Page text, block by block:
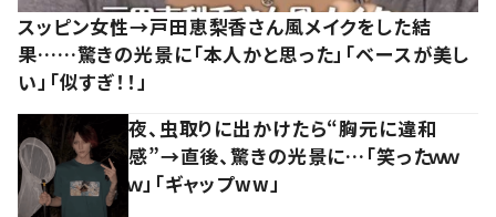
スッピン女性→戸田恵梨香さん風メイクをした結
果……驚きの光景に「本人かと思った」「ベースが美し
い」「似すぎ！！」
夜、虫取りに出かけたら“胸元に違和
感”→直後、驚きの光景に…「笑ったｗｗ
ｗ」「ギャップww」